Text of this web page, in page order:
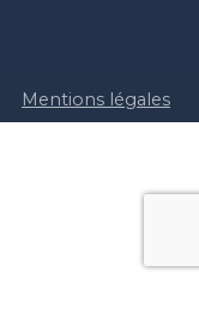
Mentions légales